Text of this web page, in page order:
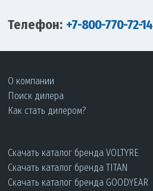
Телефон: +7-800-770-72-14
О компании
Поиск дилера
Как стать дилером?
Скачать каталог бренда VOLTYRE
Скачать каталог бренда TITAN
Скачать каталог бренда GOODYEAR